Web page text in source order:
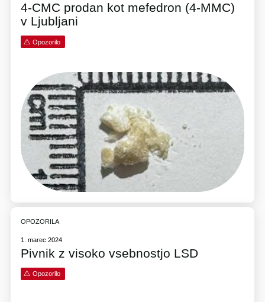
4-CMC prodan kot mefedron (4-MMC)
v Ljubljani
Opozorilo
OPOZORILA
1. marec 2024
Pivnik z visoko vsebnostjo LSD
Opozorilo